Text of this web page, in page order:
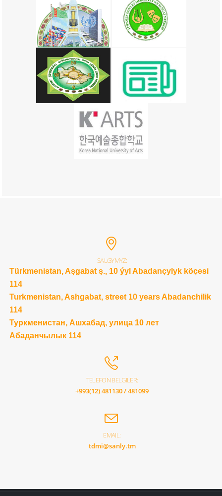
SALGYMYZ:
Türkmenistan, Aşgabat ş., 10 ýyl Abadançylyk köçesi
114
Turkmenistan, Ashgabat, street 10 years Abadanchilik
114
Туркменистан, Ашхабад, улица 10 лет
Абаданчылык 114
TELEFON BELGILER:
+993(12) 481130 / 481099
EMAIL:
tdmi@sanly.tm